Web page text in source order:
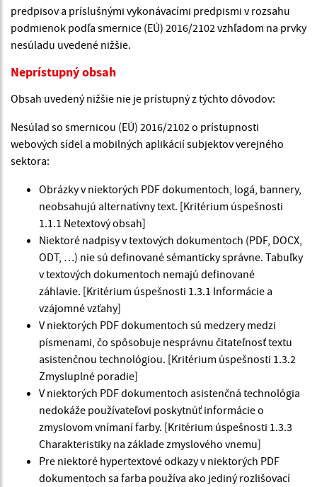
predpisov a príslušnými vykonávacími predpismi v rozsahu
podmienok podľa smernice (EÚ) 2016/2102 vzhľadom na prvky
nesúladu uvedené nižšie.
Neprístupný obsah
Obsah uvedený nižšie nie je prístupný z týchto dôvodov:
Nesúlad so smernicou (EÚ) 2016/2102 o prístupnosti
webových sídel a mobilných aplikácií subjektov verejného
sektora:
Obrázky v niektorých PDF dokumentoch, logá, bannery,
neobsahujú alternatívny text. [Kritérium úspešnosti
1.1.1 Netextový obsah]
Niektoré nadpisy v textových dokumentoch (PDF, DOCX,
ODT, …) nie sú definované sémanticky správne. Tabuľky
v textových dokumentoch nemajú definované
záhlavie. [Kritérium úspešnosti 1.3.1 Informácie a
vzájomné vzťahy]
V niektorých PDF dokumentoch sú medzery medzi
písmenami, čo spôsobuje nesprávnu čitateľnosť textu
asistenčnou technológiou. [Kritérium úspešnosti 1.3.2
Zmysluplné poradie]
V niektorých PDF dokumentoch asistenčná technológia
nedokáže používateľovi poskytnúť informácie o
zmyslovom vnímaní farby. [Kritérium úspešnosti 1.3.3
Charakteristiky na základe zmyslového vnemu]
Pre niektoré hypertextové odkazy v niektorých PDF
dokumentoch sa farba používa ako jediný rozlišovací